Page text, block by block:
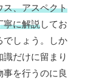
ス、アスペクト
寧に解説してお
でしょう。しか
だけに留まり
事を行うのに良